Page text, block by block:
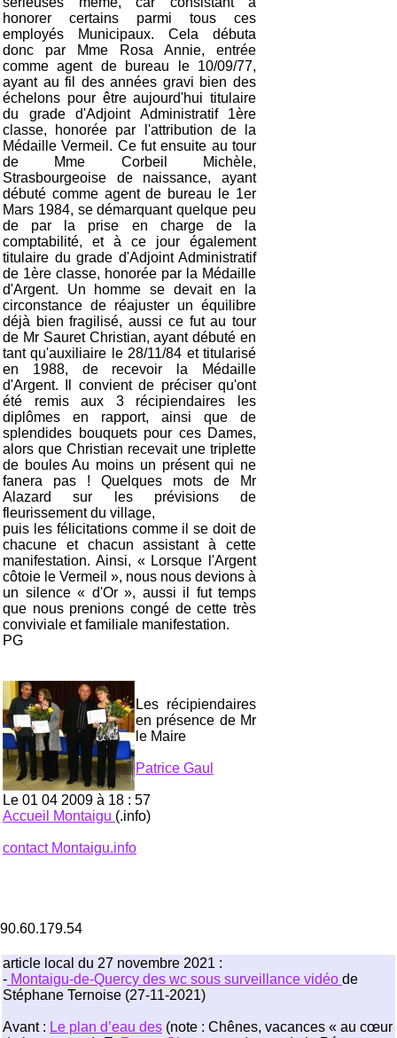
honorer certains parmi tous ces
employés Municipaux. Cela débuta
donc par Mme Rosa Annie, entrée
comme agent de bureau le 10/09/77,
ayant au fil des années gravi bien des
échelons pour être aujourd'hui titulaire
du grade d'Adjoint Administratif 1ère
classe, honorée par l'attribution de la
Médaille Vermeil. Ce fut ensuite au tour
de Mme Corbeil Michèle,
Strasbourgeoise de naissance, ayant
débuté comme agent de bureau le 1er
Mars 1984, se démarquant quelque peu
de par la prise en charge de la
comptabilité, et à ce jour également
titulaire du grade d'Adjoint Administratif
de 1ère classe, honorée par la Médaille
d'Argent. Un homme se devait en la
circonstance de réajuster un équilibre
déjà bien fragilisé, aussi ce fut au tour
de Mr Sauret Christian, ayant débuté en
tant qu'auxiliaire le 28/11/84 et titularisé
en 1988, de recevoir la Médaille
d'Argent. Il convient de préciser qu'ont
été remis aux 3 récipiendaires les
diplômes en rapport, ainsi que de
splendides bouquets pour ces Dames,
alors que Christian recevait une triplette
de boules Au moins un présent qui ne
fanera pas ! Quelques mots de Mr
Alazard sur les prévisions de
fleurissement du village,
puis les félicitations comme il se doit de
chacune et chacun assistant à cette
manifestation. Ainsi, « Lorsque l'Argent
côtoie le Vermeil », nous nous devions à
un silence « d'Or », aussi il fut temps
que nous prenions congé de cette très
conviviale et familiale manifestation.
PG
Les récipiendaires
en présence de Mr
le Maire
Patrice Gaul
Le 01 04 2009 à 18 : 57
Accueil Montaigu (.info)
contact Montaigu.info
90.60.179.54
article local du 27 novembre 2021 :
- Montaigu-de-Quercy des wc sous surveillance vidéo de
Stéphane Ternoise (27-11-2021)
Avant : Le plan d’eau des (note : Chênes, vacances « au cœur